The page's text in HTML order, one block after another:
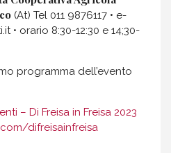
(At) Tel 011 9876117 • e-
• orario 8:30-12:30 e 14;30-
programma dell’evento
– Di Freisa in Freisa 2023
difreisainfreisa